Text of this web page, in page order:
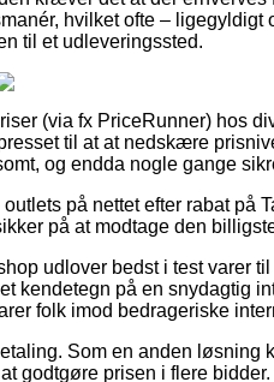
hvilket ofte – ligegyldigt
til et udleveringssted.
(via fx PriceRunner) hos
til at at nedskære
og endda nogle gange
på nettet efter rabat på
på at modtage den
udlover bedst i test varer
kendetegn på en snydagtig
folk imod bedrageriske
Som en anden løsning
godtgøre prisen i flere bidder.